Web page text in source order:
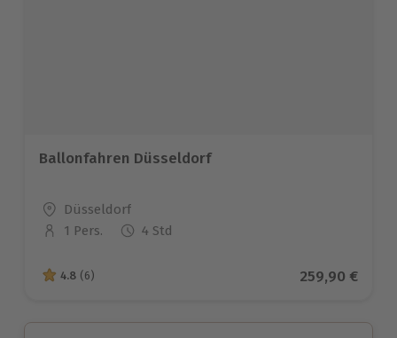
Ballonfahren Düsseldorf
Standort
Düsseldorf
Anzahl der Teilnehmer
1 Pers. 4 Std
4.8 von 5 Sternen basierend auf 6 Bewertungen
4.8 (6) Aktueller
259,90 €